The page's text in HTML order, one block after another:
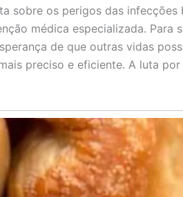
sobre os perigos das infecções
médica especializada. Para
de que outras vidas
preciso e eficiente. A luta